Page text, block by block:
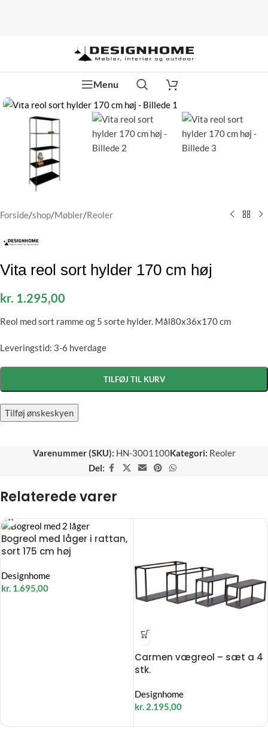
Menu
Klik for at forstørre
Forside/shop/Møbler/Reoler
Vita reol sort hylder 170 cm høj
kr. 1.295,00
Reol med sort ramme og 5 sorte hylder. Mål80x36x170 cm
Leveringstid: 3-6 hverdage
TILFØJ TIL KURV
Tilføj ønskeskyen
Varenummer (SKU): HN-3001100Kategori: Reoler
Del:
Relaterede varer
Bogreol med låger i rattan,
sort 175 cm høj
Designhome
kr. 1.695,00
Carmen vægreol – sæt a 4
stk.
Designhome
kr. 2.195,00